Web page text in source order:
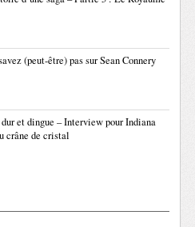
(peut-être) pas sur Sean Connery
et dingue – Interview pour Indiana
crâne de cristal